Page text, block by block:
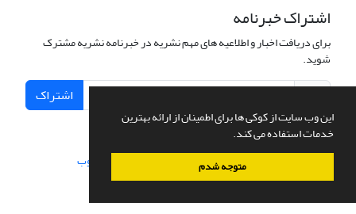
این وب سایت از کوکی ها برای اطمینان از ارائه بهترین
خدمات استفاده می کند.
متوجه شدم
اشتراک خبرنامه
برای دریافت اخبار و اطلاعیه های مهم نشریه در خبرنامه نشریه مشترک
شوید.
اشتراک
سامانه مدیریت نشریات علمی.طراحی و پیاده سازی از سیناوب